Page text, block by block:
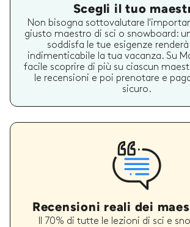
Scegli il tuo
Non bisogna sottovalutare
giusto maestro di sci o snowboard:
soddisfa le tue esigenze
indimenticabile la tua vacanza. Su
facile scoprire di più su ciascun
le recensioni e poi prenotare e
sicuro.
Recensioni reali dei
Il 70% di tutte le lezioni di sci e